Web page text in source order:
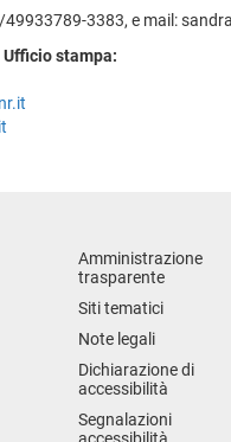
3383, e mail:
stampa:
Amministrazione
trasparente
Siti tematici
Note legali
Dichiarazione di
accessibilità
Segnalazioni